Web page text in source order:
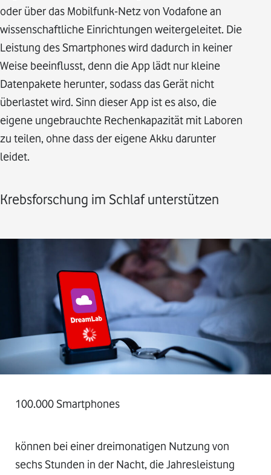
oder über das Mobilfunk-Netz von Vodafone an
wissenschaftliche Einrichtungen weitergeleitet. Die
Leistung des Smartphones wird dadurch in keiner
Weise beeinflusst, denn die App lädt nur kleine
Datenpakete herunter, sodass das Gerät nicht
überlastet wird. Sinn dieser App ist es also, die
eigene ungebrauchte Rechenkapazität mit Laboren
zu teilen, ohne dass der eigene Akku darunter
leidet.
Krebsforschung im Schlaf unterstützen
100.000 Smartphones
können bei einer dreimonatigen Nutzung von
sechs Stunden in der Nacht, die Jahresleistung